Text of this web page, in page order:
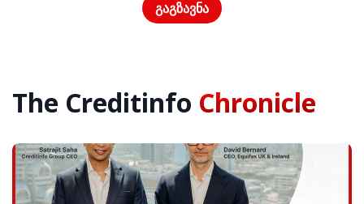
The Creditinfo Chronicle